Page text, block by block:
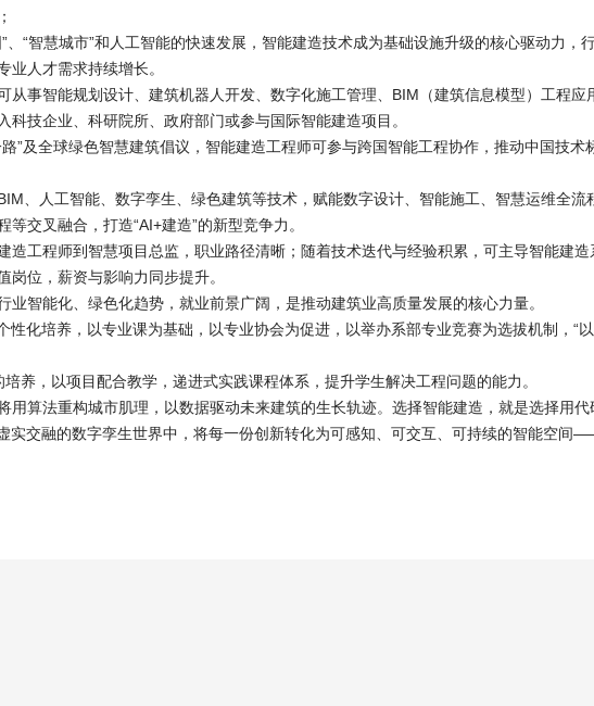
、“智慧城市”和人工智能的快速发展，智能建造技术成为基础设施升级的核心驱动力，
业人才需求持续增长。
从事智能规划设计、建筑机器人开发、数字化施工管理、BIM（建筑信息模型）工程应
科技企业、科研院所、政府部门或参与国际智能建造项目。
”及全球绿色智慧建筑倡议，智能建造工程师可参与跨国智能工程协作，推动中国技术
、人工智能、数字孪生、绿色建筑等技术，赋能数字设计、智能施工、智慧运维全流
交叉融合，打造“AI+建造”的新型竞争力。
造工程师到智慧项目总监，职业路径清晰；随着技术迭代与经验积累，可主导智能建造
岗位，薪资与影响力同步提升。
业智能化、绿色化趋势，就业前景广阔，是推动建筑业高质量发展的核心力量。
性化培养，以专业课为基础，以专业协会为促进，以举办系部专业竞赛为选拔机制，“
培养，以项目配合教学，递进式实践课程体系，提升学生解决工程问题的能力。
用算法重构城市肌理，以数据驱动未来建筑的生长轨迹。选择智能建造，就是选择用代
实交融的数字孪生世界中，将每一份创新转化为可感知、可交互、可持续的智能空间